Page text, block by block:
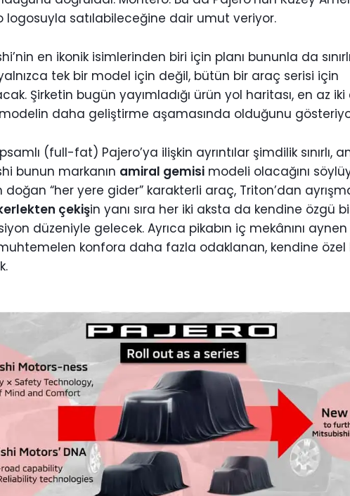
logosuyla satılabileceğine dair umut veriyor.
en ikonik isimlerinden biri için planı bununla da
tek bir model için değil, bütün bir araç serisi için
Şirketin bugün yayımladığı ürün yol haritası, en az iki
daha geliştirme aşamasında olduğunu
(full-fat) Pajero’ya ilişkin ayrıntılar şimdilik sınırlı,
bunun markanın amiral gemisi modeli olacağını
doğan “her yere gider” karakterli araç, Triton’dan
çekişin yanı sıra her iki aksta da kendine özgü
düzeniyle gelecek. Ayrıca pikabın iç mekânını
konfora daha fazla odaklanan, kendine özel